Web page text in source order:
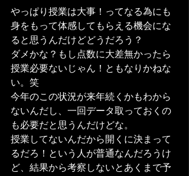
やっぱり授業は大事！ってなる為にも
身をもって体感してもらえる機会にな
ると思うんだけどどうだろう？
ダメかな？もし点数に大差無かったら
授業必要ないじゃん！ともなりかねな
い。笑
今年のこの状況が来年続くかもわから
ないんだし、一回データ取っておくの
も必要だと思うんだけどな。
授業してないんだから開くに決まって
るだろ！という人が普通なんだろうけ
ど、結果から考察しないとあくまで予